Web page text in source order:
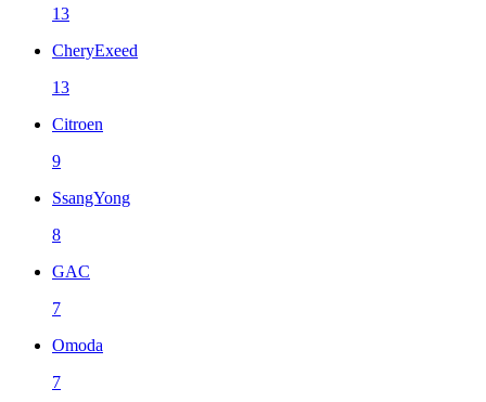
13
CheryExeed
13
Citroen
9
SsangYong
8
GAC
7
Omoda
7